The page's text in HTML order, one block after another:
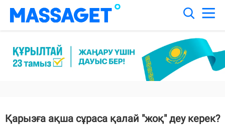
Қарызға ақша сұраса қалай "жоқ" деу керек?